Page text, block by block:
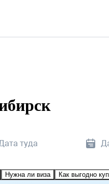
туда
Нужна ли виза Как выгодно